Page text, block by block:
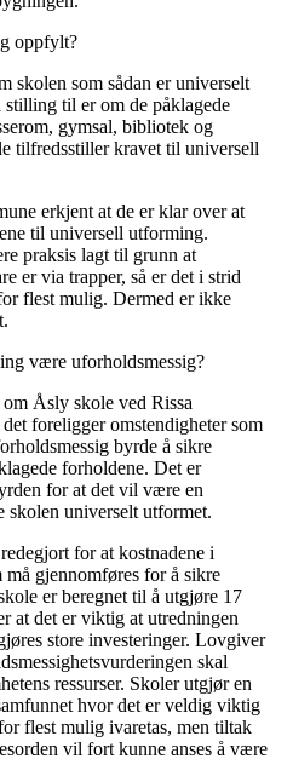
oppfylt?
skolen som sådan er universelt
til er om de påklagede
gymsal, bibliotek og
tilfredsstiller kravet til universell
erkjent at de er klar over at
til universell utforming.
praksis lagt til grunn at
er via trapper, så er det i strid
flest mulig. Dermed er ikke
være uforholdsmessig?
Åsly skole ved Rissa
foreligger omstendigheter som
byrde å sikre
forholdene. Det er
for at det vil være en
skolen universelt utformet.
for at kostnadene i
gjennomføres for å sikre
er beregnet til å utgjøre 17
at det er viktig at utredningen
store investeringer. Lovgiver
skal
ressurser. Skoler utgjør en
hvor det er veldig viktig
flest mulig ivaretas, men tiltak
vil fort kunne anses å være